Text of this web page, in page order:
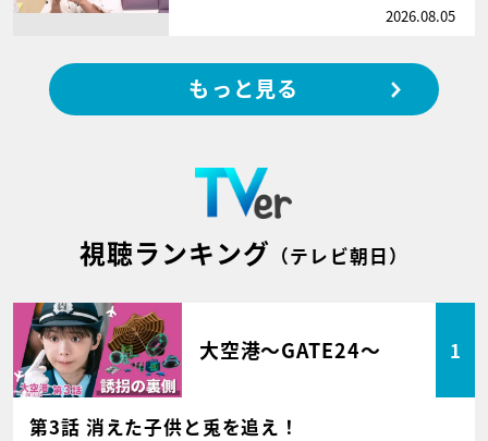
2026.08.05
もっと見る
視聴ランキング （テレビ朝日）
大空港～GATE24～ 1
第3話 消えた子供と兎を追え！